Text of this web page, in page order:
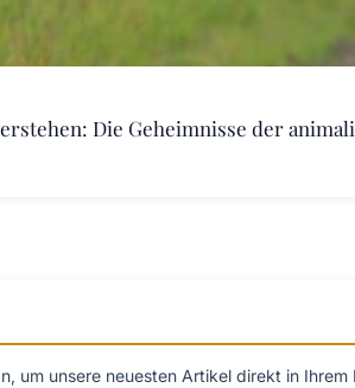
Die Geheimnisse der
um unsere neuesten Artikel direkt in